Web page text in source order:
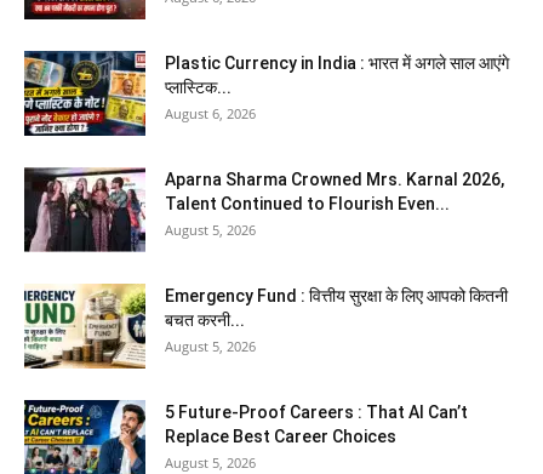
Plastic Currency in India : भारत में अगले साल आएंगे
प्लास्टिक...
August 6, 2026
Aparna Sharma Crowned Mrs. Karnal 2026,
Talent Continued to Flourish Even...
August 5, 2026
Emergency Fund : वित्तीय सुरक्षा के लिए आपको कितनी
बचत करनी...
August 5, 2026
5 Future-Proof Careers : That AI Can’t
Replace Best Career Choices
August 5, 2026